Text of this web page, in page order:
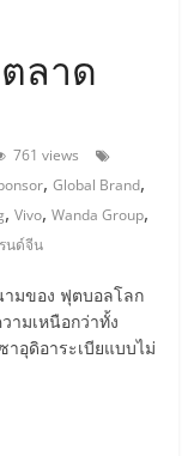
ลาด
761 views
,Global Brand,
,Vivo,Wanda Group,
นด์จีน
ามของ ฟุตบอลโลก
ามเหนือกว่าทั้ง
อุดิอาระเบียแบบไม่